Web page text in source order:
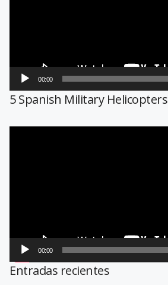
00:00
5 Spanish Military Helicopters
00:00
Entradas recientes